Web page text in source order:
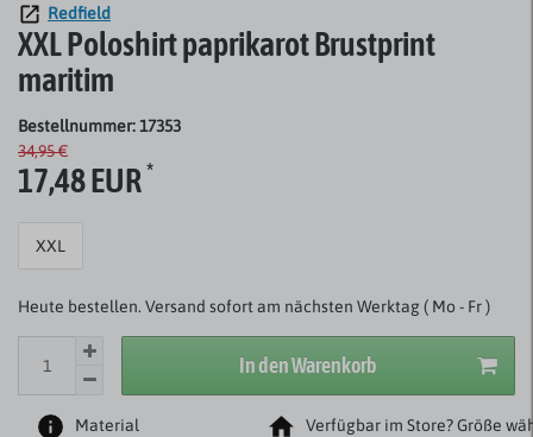
Redfield
XXL Poloshirt paprikarot Brustprint
maritim
Bestellnummer: 17353
34,95 €
17,48 EUR*
XXL
Heute bestellen. Versand sofort am nächsten Werktag ( Mo - Fr )
In den Warenkorb
Material Verfügbar im Store? Größe